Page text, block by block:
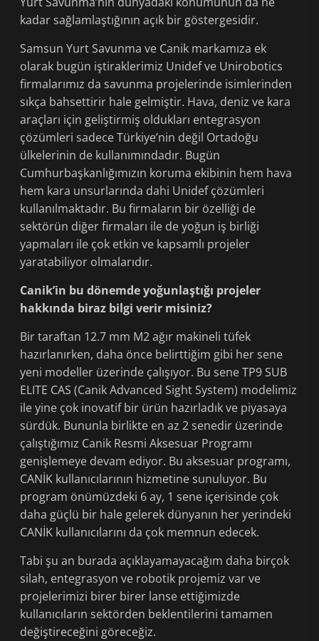
kadar sağlamlaştığının açık bir göstergesidir.
Samsun Yurt Savunma ve Canik markamıza ek
olarak bugün iştiraklerimiz Unidef ve Unirobotics
firmalarımız da savunma projelerinde isimlerinden
sıkça bahsettirir hale gelmiştir. Hava, deniz ve kara
araçları için geliştirmiş oldukları entegrasyon
çözümleri sadece Türkiye’nin değil Ortadoğu
ülkelerinin de kullanımındadır. Bugün
Cumhurbaşkanlığımızın koruma ekibinin hem hava
hem kara unsurlarında dahi Unidef çözümleri
kullanılmaktadır. Bu firmaların bir özelliği de
sektörün diğer firmaları ile de yoğun iş birliği
yapmaları ile çok etkin ve kapsamlı projeler
yaratabiliyor olmalarıdır.
Canik’in bu dönemde yoğunlaştığı projeler
hakkında biraz bilgi verir misiniz?
Bir taraftan 12.7 mm M2 ağır makineli tüfek
hazırlanırken, daha önce belirttiğim gibi her sene
yeni modeller üzerinde çalışıyor. Bu sene TP9 SUB
ELITE CAS (Canik Advanced Sight System) modelimiz
ile yine çok inovatif bir ürün hazırladık ve piyasaya
sürdük. Bununla birlikte en az 2 senedir üzerinde
çalıştığımız Canik Resmi Aksesuar Programı
genişlemeye devam ediyor. Bu aksesuar programı,
CANİK kullanıcılarının hizmetine sunuluyor. Bu
program önümüzdeki 6 ay, 1 sene içerisinde çok
daha güçlü bir hale gelerek dünyanın her yerindeki
CANİK kullanıcılarını da çok memnun edecek.
Tabi şu an burada açıklayamayacağım daha birçok
silah, entegrasyon ve robotik projemiz var ve
projelerimizi birer birer lanse ettiğimizde
kullanıcıların sektörden beklentilerini tamamen
değiştireceğini göreceğiz.